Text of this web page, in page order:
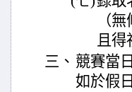
（
且
三、 競賽當
如於假